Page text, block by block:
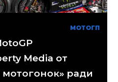
МОТОГП
Media от
ради